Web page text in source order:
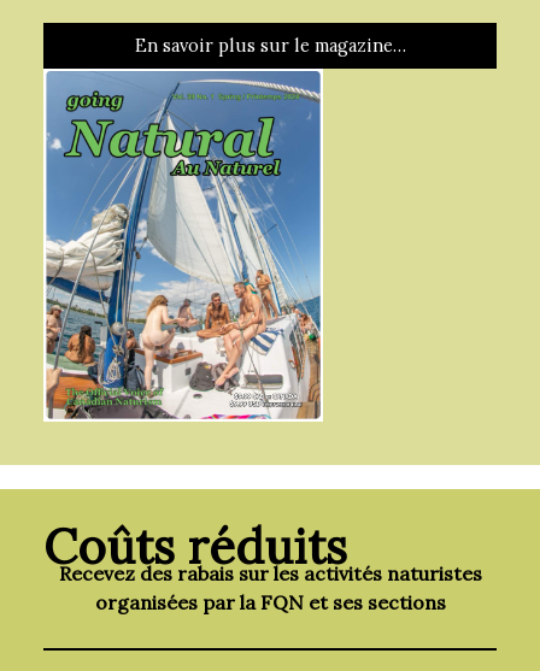
En savoir plus sur le magazine…
Coûts réduits
Recevez des rabais sur les activités naturistes
organisées par la FQN et ses sections